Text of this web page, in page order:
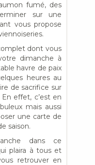
fumé, des
sur une
vous propose
dont vous
dimanche à
havre de paix
heures au
de sacrifice sur
effet, c’est en
mais aussi
une carte de
saison.
dans ce
plaira à tous et
retrouver en